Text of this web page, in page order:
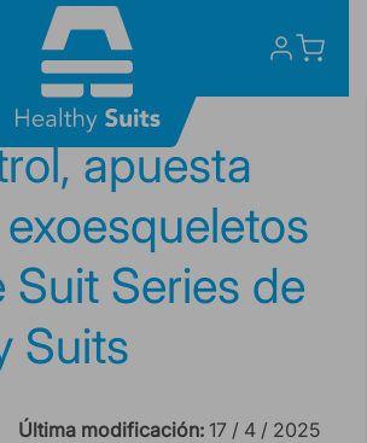
apuesta
Suit Series de
Suits
Última modificación: 17 / 4 / 2025